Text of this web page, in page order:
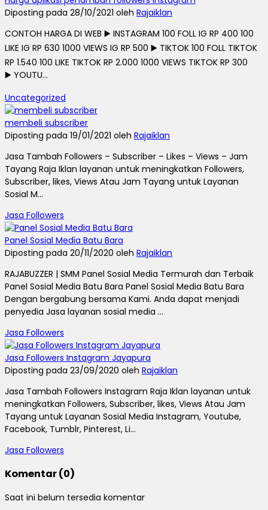
Diposting pada 28/10/2021 oleh Rajaiklan
CONTOH HARGA DI WEB ▶️ INSTAGRAM 100 FOLL IG RP 400 100
LIKE IG RP 630 1000 VIEWS IG RP 500 ▶️ TIKTOK 100 FOLL TIKTOK
RP 1.540 100 LIKE TIKTOK RP 2.000 1000 VIEWS TIKTOK RP 300
▶️ YOUTU...
Uncategorized
membeli subscriber
Diposting pada 19/01/2021 oleh Rajaiklan
Jasa Tambah Followers – Subscriber – Likes – Views – Jam
Tayang Raja Iklan layanan untuk meningkatkan Followers,
Subscriber, likes, Views Atau Jam Tayang untuk Layanan
Sosial M...
Jasa Followers
Panel Sosial Media Batu Bara
Diposting pada 20/11/2020 oleh Rajaiklan
RAJABUZZER | SMM Panel Sosial Media Termurah dan Terbaik
Panel Sosial Media Batu Bara Panel Sosial Media Batu Bara
Dengan bergabung bersama Kami. Anda dapat menjadi
penyedia Jasa layanan sosial media ...
Jasa Followers
Jasa Followers Instagram Jayapura
Diposting pada 23/09/2020 oleh Rajaiklan
Jasa Tambah Followers Instagram Raja Iklan layanan untuk
meningkatkan Followers, Subscriber, likes, Views Atau Jam
Tayang untuk Layanan Sosial Media Instagram, Youtube,
Facebook, Tumblr, Pinterest, Li...
Jasa Followers
Komentar (0)
Saat ini belum tersedia komentar